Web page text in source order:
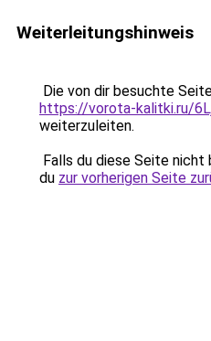
Weiterleitungshinweis
Die von dir besuchte
https://vorota-kalitki.ru/
weiterzuleiten.
Falls du diese Seite
du zur vorherigen Seite